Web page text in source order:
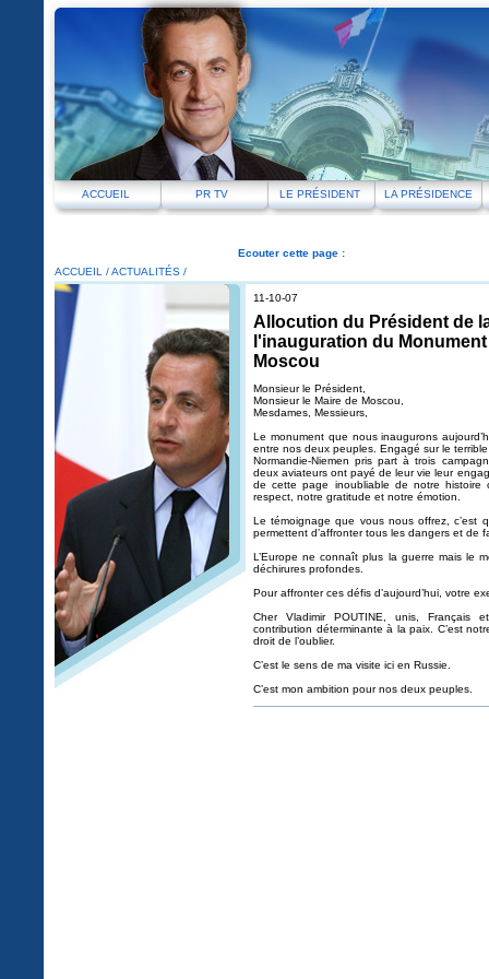
ACCUEIL PR TV LE PRÉSIDENT LA PRÉSIDENCE
ACCUEIL /ACTUALITÉS /
Ecouter cette page :
11-10-07
Allocution du Président de
l'inauguration du
Moscou
Monsieur le Président,
Monsieur le Maire de Moscou,
Mesdames, Messieurs,
Le monument que nous inaugurons
entre nos deux peuples. Engagé sur le
Normandie-Niemen pris part à trois
deux aviateurs ont payé de leur vie leur
de cette page inoubliable de notre histoire
respect, notre gratitude et notre émotion.
Le témoignage que vous nous offrez, c’est
permettent d’affronter tous les dangers et de
L’Europe ne connaît plus la guerre mais le
déchirures profondes.
Pour affronter ces défis d’aujourd’hui, votre
Cher Vladimir POUTINE, unis, Français
contribution déterminante à la paix. C’est
droit de l’oublier.
C’est le sens de ma visite ici en Russie.
C’est mon ambition pour nos deux peuples.